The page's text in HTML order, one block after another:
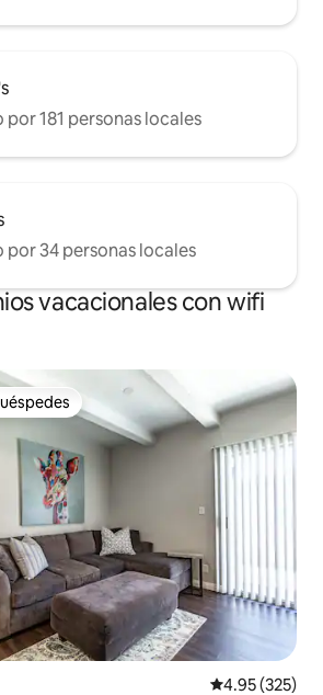
181 personas locales
por 34 personas locales
vacacionales con wifi
preferido
Calificación
4.95 (325)